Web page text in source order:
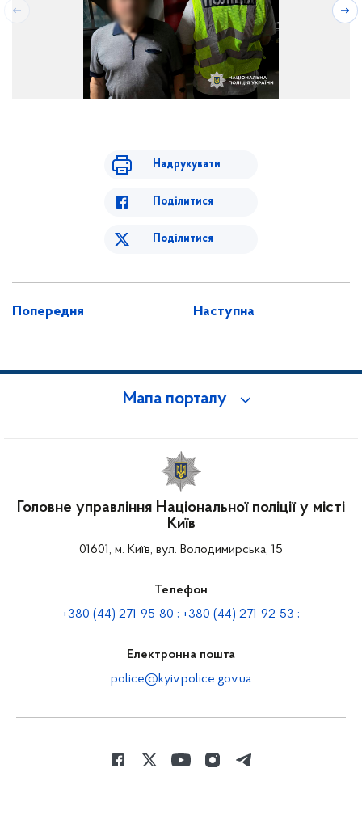
Надрукувати
Поділитися
Поділитися
Попередня Наступна
Мапа порталу
Головне управління Національної поліції у місті
Київ
01601, м. Київ, вул. Володимирська, 15
Телефон
+380 (44) 271-95-80 ; +380 (44) 271-92-53 ;
Електронна пошта
police@kyiv.police.gov.ua